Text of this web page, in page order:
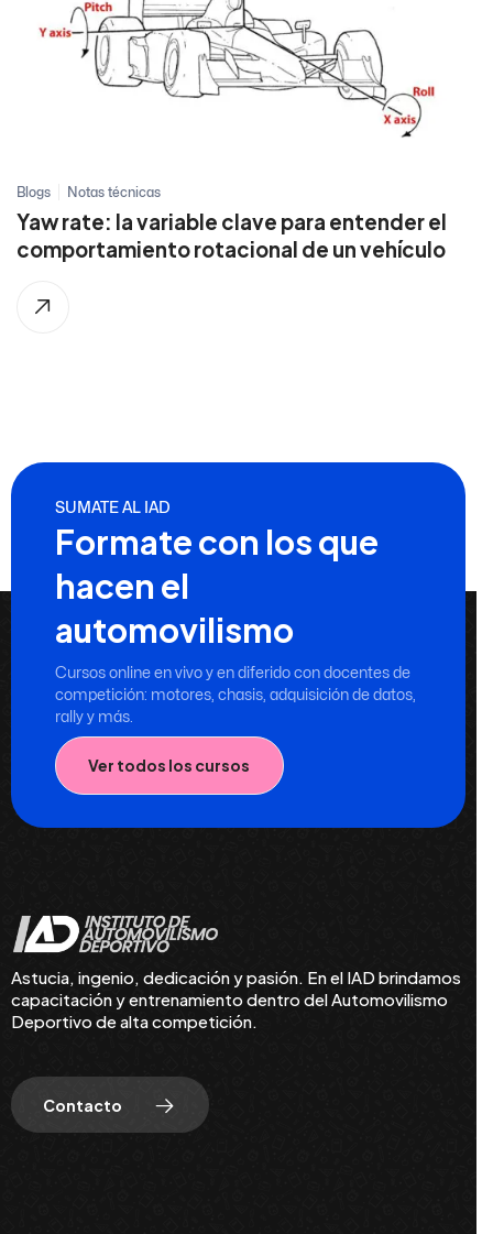
Blogs Notas técnicas
Yaw rate: la variable clave para entender el
comportamiento rotacional de un vehículo
SUMATE AL IAD
Formate con los que
hacen el
automovilismo
Cursos online en vivo y en diferido con docentes de
competición: motores, chasis, adquisición de datos,
rally y más.
Ver todos los cursos
Astucia, ingenio, dedicación y pasión. En el IAD brindamos
capacitación y entrenamiento dentro del Automovilismo
Deportivo de alta competición.
Contacto